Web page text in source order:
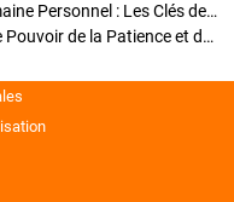
Pourquoi Investir dans un Nom de Domaine Personnel : Les Clés de la Réussite de Votre Blog
Comment Faire Émerger Votre Blog : Le Pouvoir de la Patience et de la Persévérance